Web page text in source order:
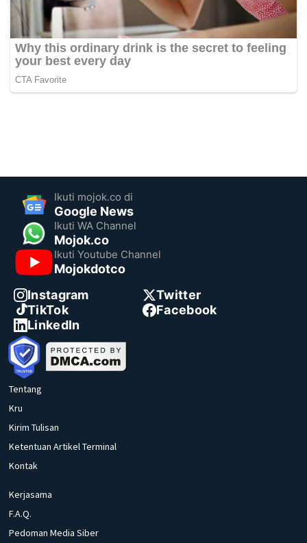
Ikuti mojok.co di
Google News
Ikuti WA Channel
Mojok.co
Ikuti Youtube Channel
Mojokdotco
Instagram
Twitter
TikTok
Facebook
LinkedIn
Tentang
Kru
Kirim Tulisan
Ketentuan Artikel Terminal
Kontak
Kerjasama
F.A.Q.
Pedoman Media Siber